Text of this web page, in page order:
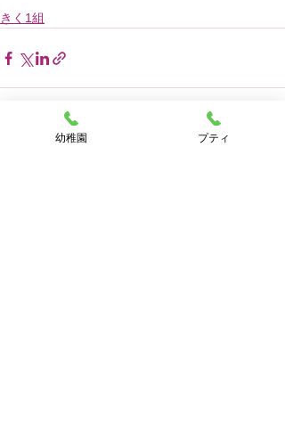
きく1組
幼稚園 プティ